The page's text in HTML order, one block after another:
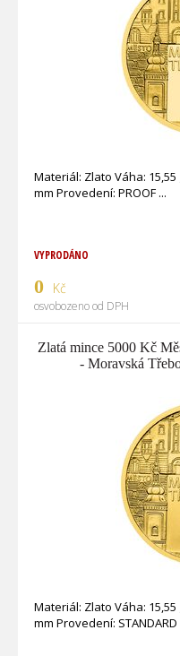
Materiál: Zlato Váha: 15,55
mm Provedení: PROOF
VYPRODÁNO
0 Kč
osvobozeno od DPH
Zlatá mince 5000 Kč
- Moravská
Materiál: Zlato Váha: 15,55
mm Provedení: STANDARD